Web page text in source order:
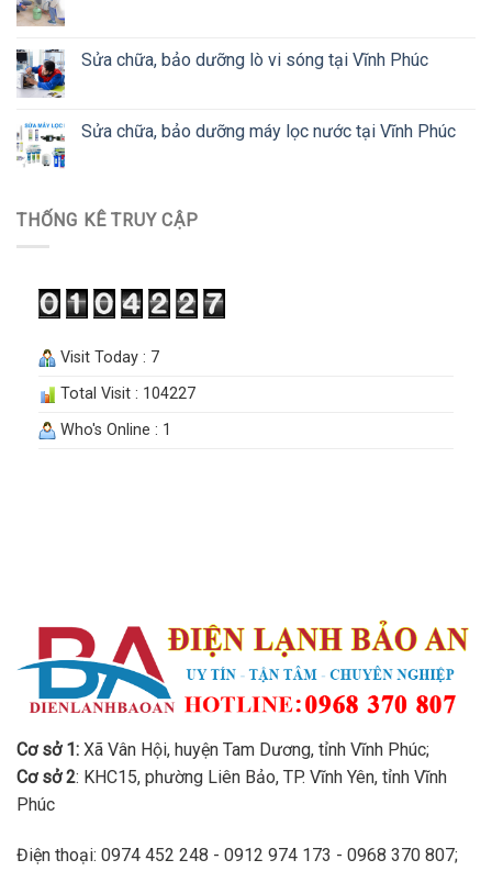
Sửa chữa, bảo dưỡng lò vi sóng tại Vĩnh Phúc
Sửa chữa, bảo dưỡng máy lọc nước tại Vĩnh Phúc
THỐNG KÊ TRUY CẬP
Visit Today : 7
Total Visit : 104227
Who's Online : 1
Cơ sở 1: Xã Vân Hội, huyện Tam Dương, tỉnh Vĩnh Phúc;
Cơ sở 2: KHC15, phường Liên Bảo, TP. Vĩnh Yên, tỉnh Vĩnh
Phúc
Điện thoại: 0974 452 248 - 0912 974 173 - 0968 370 807;